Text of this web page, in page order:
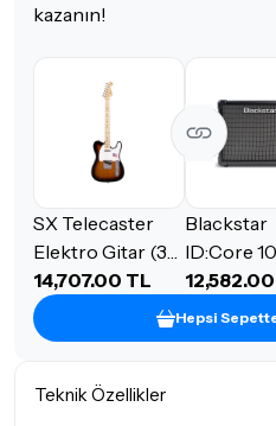
kazanın!
SX Telecaster
Elektro Gitar (3-
Tone Sunburst)
14,707.00 TL
Blackstar
ID:Core
Dijital
Elektro
Amfi
Hepsi
Teknik Özellikler